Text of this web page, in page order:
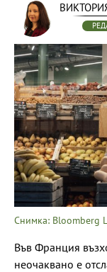
Снимка: Bloomberg
Във Франция
неочаквано е